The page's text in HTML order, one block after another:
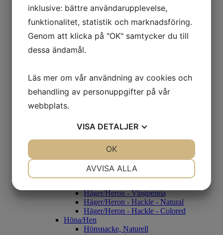
Rouen
Beckasin/Snipe
CDC
Condor
Condor Genuin
Fasanhöna
Grey Francolin
Gås Skulderfjäder - Färgade
Gås Kroppsfjäder
Gås Goose Cosette
Gås Vingpennor- Färgade
Häger/Heron - Vingpenna
Häger/Heron - Hackle - Natural
Häger/Heron - Hackle - Colored
Höna/Hen
Hönsnacke, Naturell
inklusive: bättre användarupplevelse,
funktionalitet, statistik och marknadsföring.
Genom att klicka på "OK" samtycker du till
dessa ändamål.
Läs mer om vår användning av cookies och
behandling av personuppgifter på vår
webbplats.
VISA DETALJER
MARKNADSFÖRING STATISTIK
AVVISA ALLA
OK